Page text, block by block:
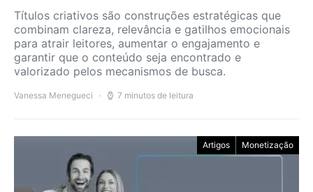
Títulos criativos são construções estratégicas que
combinam clareza, relevância e gatilhos emocionais
para atrair leitores, aumentar o engajamento e
garantir que o conteúdo seja encontrado e
valorizado pelos mecanismos de busca.
Vanessa Menegueci 7 minutos de leitura
Artigos Monetização